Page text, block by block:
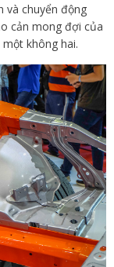
và chuyển động
cản mong đợi của
không hai.